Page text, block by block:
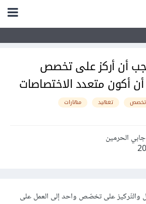
أن أركز على تخصص
أكون متعدد الاختصاصات
تخصص تعهيد مهارات
الحرمين
والتّركيز على تخصّص واحد إلى العمل على